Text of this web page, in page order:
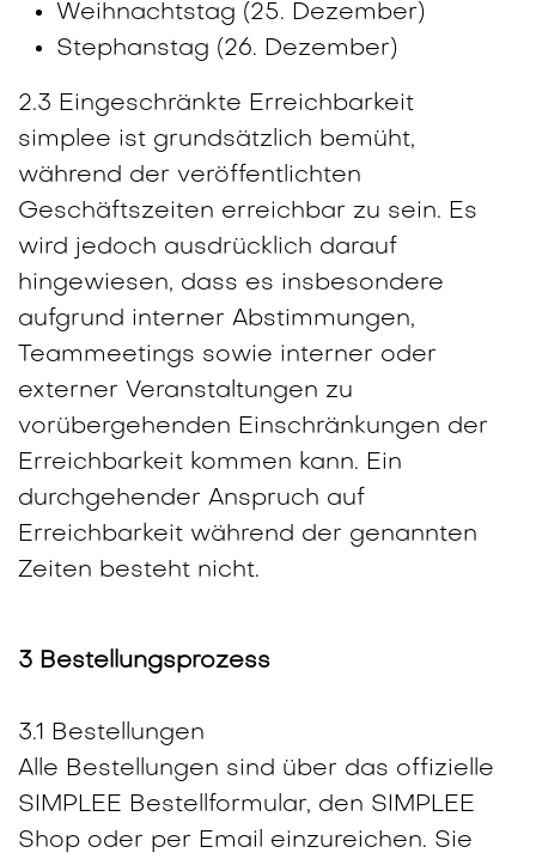
Weihnachtstag (25. Dezember)
Stephanstag (26. Dezember)
2.3 Eingeschränkte Erreichbarkeit
simplee ist grundsätzlich bemüht,
während der veröffentlichten
Geschäftszeiten erreichbar zu sein. Es
wird jedoch ausdrücklich darauf
hingewiesen, dass es insbesondere
aufgrund interner Abstimmungen,
Teammeetings sowie interner oder
externer Veranstaltungen zu
vorübergehenden Einschränkungen der
Erreichbarkeit kommen kann. Ein
durchgehender Anspruch auf
Erreichbarkeit während der genannten
Zeiten besteht nicht.
3 Bestellungsprozess
3.1 Bestellungen
Alle Bestellungen sind über das offizielle
SIMPLEE Bestellformular, den SIMPLEE
Shop oder per Email einzureichen. Sie